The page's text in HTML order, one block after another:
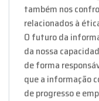
também nos
relacionados à
O futuro da
da nossa
de forma
que a informação
de progresso e